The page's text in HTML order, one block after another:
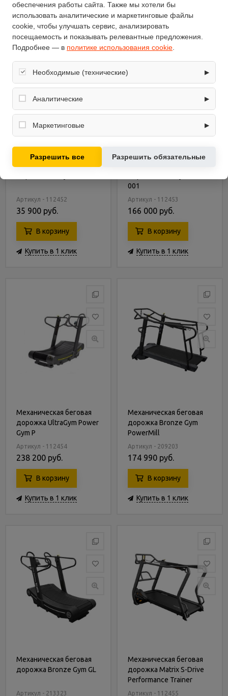
Купить в 1 клик Купить в 1 клик
Механическая беговая
Артикул - 112452
35 900 руб.
В корзину
Купить в 1 клик
001
Артикул - 112453
166 000 руб.
В корзину
Купить в 1 клик
Механическая беговая
дорожка UltraGym Power
Gym P
Артикул - 112454
238 200 руб.
В корзину
Купить в 1 клик
Механическая беговая
дорожка Bronze Gym
PowerMill
Артикул - 209203
174 990 руб.
В корзину
Купить в 1 клик
Механическая беговая
дорожка Bronze Gym GL
Артикул - 213323
Механическая беговая
дорожка Matrix S-Drive
Performance Trainer
Артикул - 112455
обеспечения работы сайта. Также мы хотели бы
использовать аналитические и маркетинговые файлы
cookie, чтобы улучшать сервис, анализировать
посещаемость и показывать релевантные предложения.
Подробнее — в политике использования cookie
Необходимые (технические) ▶
Обеспечивают корректную работу сайта: оформление
заказа, корзина, вход в личный кабинет. Без них основные
Аналитические ▶
Собирают обезличенную информацию о посещениях и
использовании сайта (например, счётчики аналитики),
Маркетинговые ▶
предложений на основе ваших интересов.
Разрешить все Разрешить обязательные